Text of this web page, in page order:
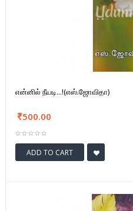
என்னில் நீயடி...!(எஸ்.ஜோவிதா)
500.00
ADD TO CART